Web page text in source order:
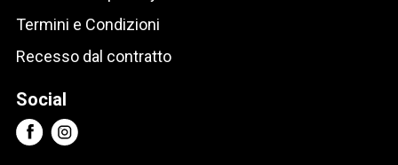
Termini e Condizioni
Recesso dal contratto
Social